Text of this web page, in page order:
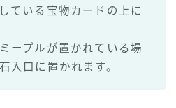
ている宝物カードの上に
ープルが置かれている場
入口に置かれます。